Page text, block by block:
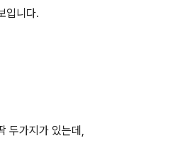
입니다.
두가지가 있는데,